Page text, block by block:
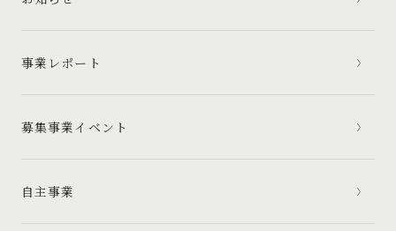
事業レポート
募集事業イベント
自主事業